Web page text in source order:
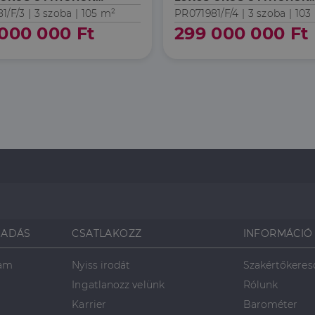
F/3 | 3 szoba | 105 m²
000 Ft
ZÖLD KÖRNYEZETBEN
PR071981/F/4 | 3 szoba | 103
299 000 000 Ft
CSATLAKOZZ
Nyiss irodát
Ingatlanozz velünk
Karrier
INFORMÁCIÓ
Rólunk
Barométer